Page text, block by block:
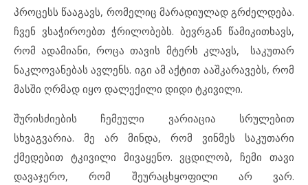
პროცესს წააგავს, რომელიც მარადიულად გრძელდება.
ჩვენ ვსაჭიროებთ ჭრილობებს. ბევრგან წამიკითხავს,
რომ ადამიანი, როცა თავის მტერს კლავს, საკუთარ
ნაკლოვანებას ავლენს. იგი ამ აქტით ააშკარავებს, რომ
მასში ღრმად იყო დალექილი დიდი ტკივილი.
შურისძიების ჩემეული ვარიაცია სრულებით
სხვაგვარია. მე არ მინდა, რომ ვინმეს საკუთარი
ქმედებით ტკივილი მივაყენო. ვცდილობ, ჩემი თავი
დავაჯერო, რომ შეურაცხყოფილი არ ვარ.